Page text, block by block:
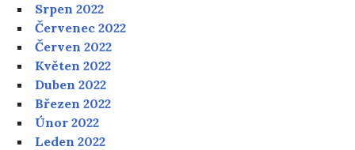
Srpen 2022
Červenec 2022
Červen 2022
Květen 2022
Duben 2022
Březen 2022
Únor 2022
Leden 2022